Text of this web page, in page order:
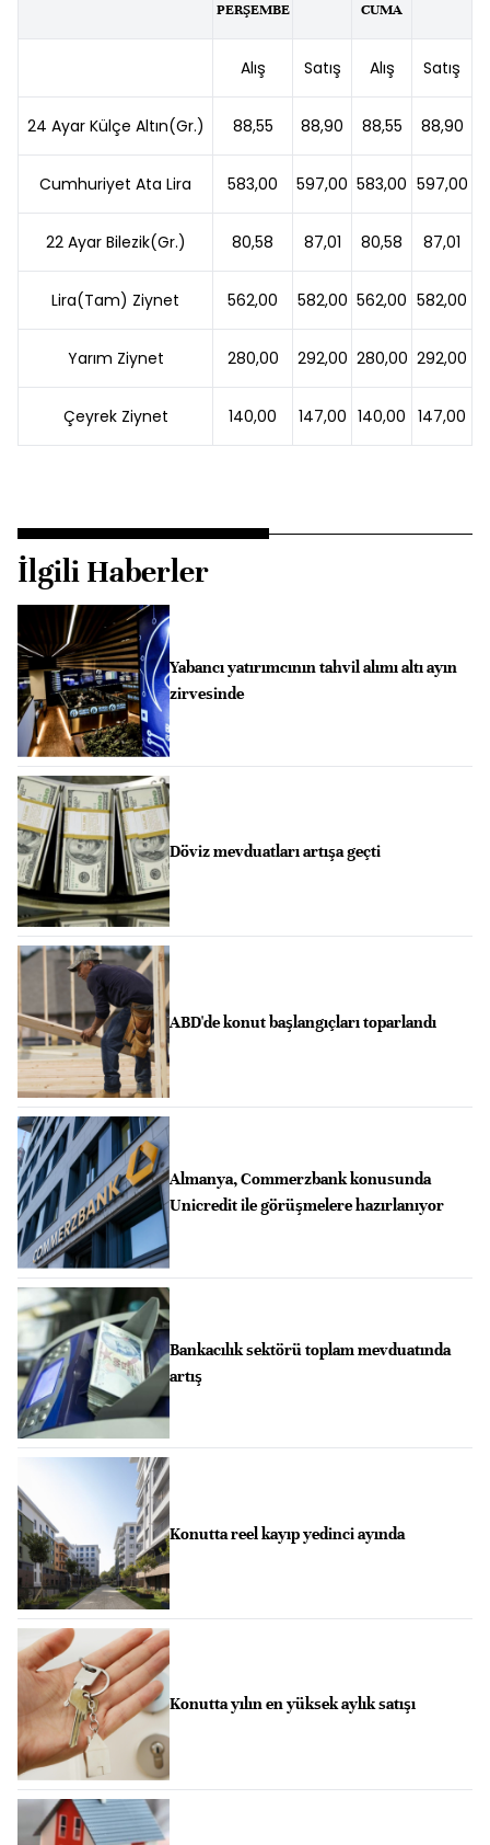
PERŞEMBE CUMA
Alış Satış Alış Satış
24 Ayar Külçe Altın(Gr.) 88,55 88,90 88,55 88,90
Cumhuriyet Ata Lira 583,00 597,00 583,00 597,00
22 Ayar Bilezik(Gr.) 80,58 87,01 80,58 87,01
Lira(Tam) Ziynet 562,00 582,00 562,00 582,00
Yarım Ziynet 280,00 292,00 280,00 292,00
Çeyrek Ziynet 140,00 147,00 140,00 147,00
İlgili Haberler
Yabancı yatırımcının tahvil alımı altı ayın
zirvesinde
Döviz mevduatları artışa geçti
ABD'de konut başlangıçları toparlandı
Almanya, Commerzbank konusunda
Unicredit ile görüşmelere hazırlanıyor
Bankacılık sektörü toplam mevduatında
artış
Konutta reel kayıp yedinci ayında
Konutta yılın en yüksek aylık satışı